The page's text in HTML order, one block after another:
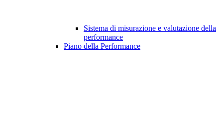
Sistema di misurazione e valutazione della
performance
Piano della Performance